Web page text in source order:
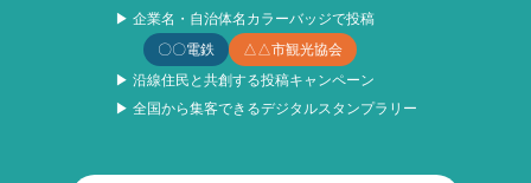
▶ 企業名・自治体名カラーバッジで投稿
〇〇電鉄
△△市観光協会
▶ 沿線住民と共創する投稿キャンペーン
▶ 全国から集客できるデジタルスタンプラリー